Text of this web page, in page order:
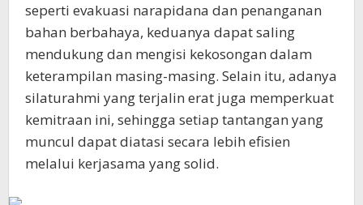
seperti evakuasi narapidana dan penanganan
bahan berbahaya, keduanya dapat saling
mendukung dan mengisi kekosongan dalam
keterampilan masing-masing. Selain itu, adanya
silaturahmi yang terjalin erat juga memperkuat
kemitraan ini, sehingga setiap tantangan yang
muncul dapat diatasi secara lebih efisien
melalui kerjasama yang solid.